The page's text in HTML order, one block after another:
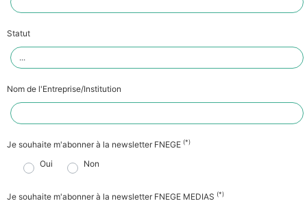
Statut
Nom de l'Entreprise/Institution
Je souhaite m'abonner à la newsletter FNEGE (*)
Oui Non
Je souhaite m'abonner à la newsletter FNEGE MEDIAS (*)